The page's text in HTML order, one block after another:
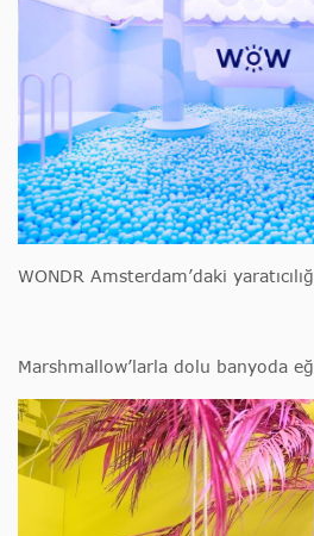
WONDR Amsterdam’daki
Marshmallow’larla dolu banyoda